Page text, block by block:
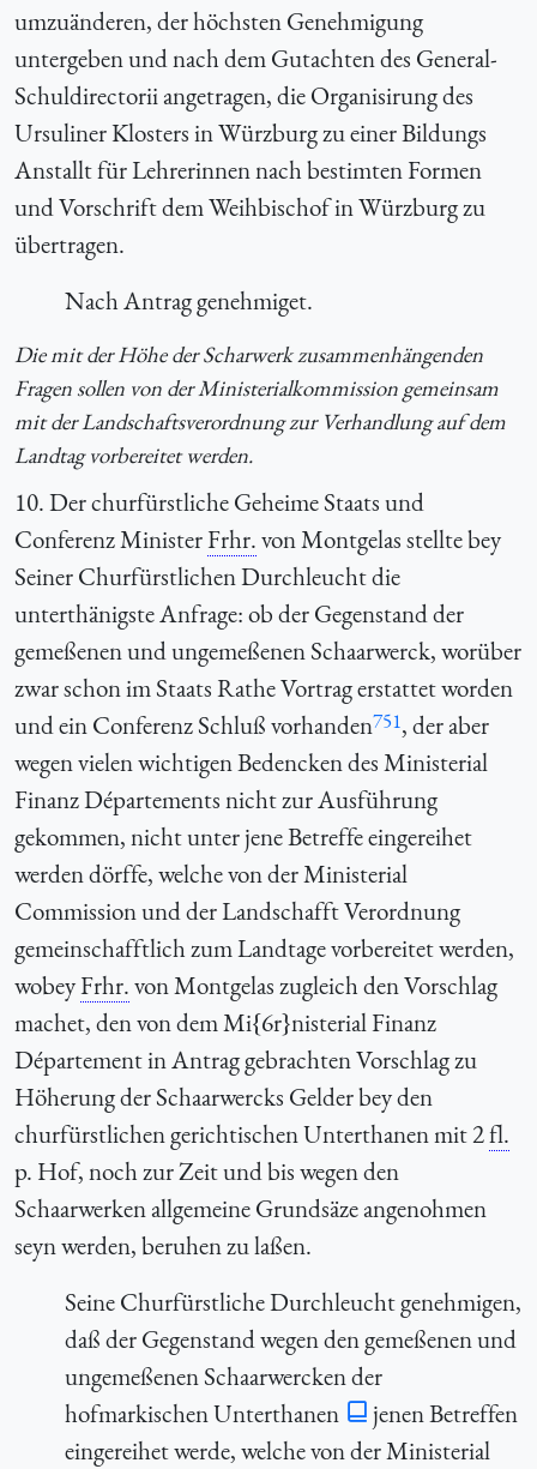
umzuänderen, der höchsten Genehmigung
untergeben und nach dem Gutachten des General-
Schuldirectorii angetragen, die Organisirung des
Ursuliner Klosters in Würzburg zu einer Bildungs
Anstallt für Lehrerinnen nach bestimten Formen
und Vorschrift dem Weihbischof in Würzburg zu
übertragen.
Nach Antrag genehmiget.
Die mit der Höhe der Scharwerk zusammenhängenden
Fragen sollen von der Ministerialkommission gemeinsam
mit der Landschaftsverordnung zur Verhandlung auf dem
Landtag vorbereitet werden.
10. Der churfürstliche Geheime Staats und
Conferenz MinisterFrhr.von Montgelas stellte bey
Seiner Churfürstlichen Durchleucht die
unterthänigste Anfrage: ob der Gegenstand der
gemeßenen und ungemeßenen Schaarwerck, worüber
zwar schon im Staats Rathe Vortrag erstattet worden
und ein Conferenz Schluß vorhanden751, der aber
wegen vielen wichtigen Bedencken des Ministerial
Finanz Départements nicht zur Ausführung
gekommen, nicht unter jene Betreffe eingereihet
werden dörffe, welche von der Ministerial
Commission und der Landschafft Verordnung
gemeinschafftlich zum Landtage vorbereitet werden,
wobeyFrhr.von Montgelas zugleich den Vorschlag
machet, den von dem Mi{6r}nisterial Finanz
Département in Antrag gebrachten Vorschlag zu
Höherung der Schaarwercks Gelder bey den
churfürstlichen gerichtischen Unterthanen mit 2fl.
p. Hof, noch zur Zeit und bis wegen den
Schaarwerken allgemeine Grundsäze angenohmen
seyn werden, beruhen zu laßen.
Seine Churfürstliche Durchleucht genehmigen,
daß der Gegenstand wegen den gemeßenen und
ungemeßenen Schaarwercken der
hofmarkischen Unterthanen
jenen Betreffen
eingereihet werde, welche von der Ministerial